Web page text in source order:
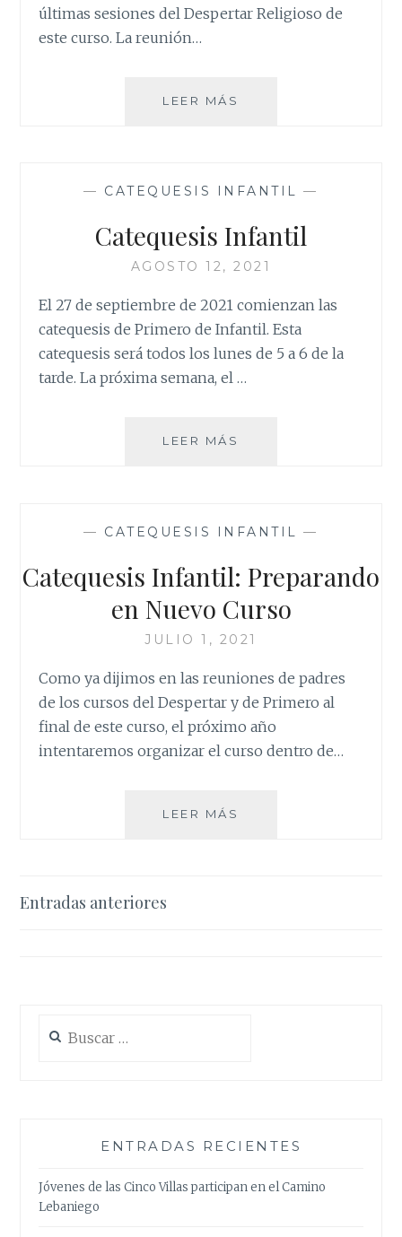
últimas sesiones del Despertar Religioso de
este curso. La reunión…
LEER MÁS
— CATEQUESIS INFANTIL —
Catequesis Infantil
AGOSTO 12, 2021
El 27 de septiembre de 2021 comienzan las
catequesis de Primero de Infantil. Esta
catequesis será todos los lunes de 5 a 6 de la
tarde. La próxima semana, el …
LEER MÁS
— CATEQUESIS INFANTIL —
Catequesis Infantil: Preparando
en Nuevo Curso
JULIO 1, 2021
Como ya dijimos en las reuniones de padres
de los cursos del Despertar y de Primero al
final de este curso, el próximo año
intentaremos organizar el curso dentro de…
LEER MÁS
Navegación
Entradas anteriores
ENTRADAS RECIENTES
Jóvenes de las Cinco Villas participan en el Camino
Lebaniego